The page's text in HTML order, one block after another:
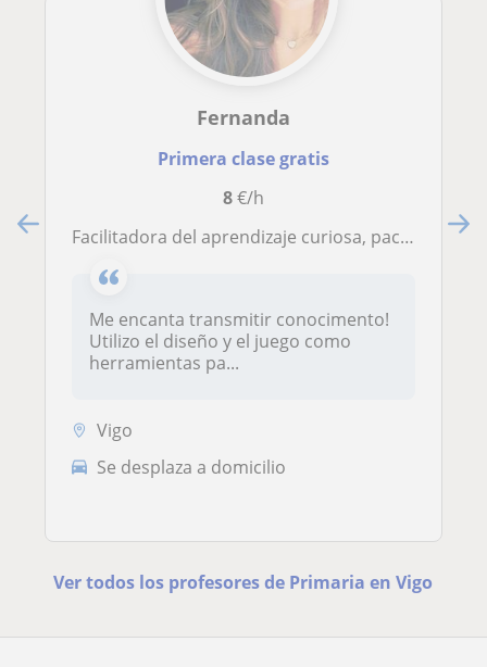
Fernanda
Primera clase gratis
8€/h
Facilitadora del aprendizaje curiosa, paciente y enfocada en soluciones. Clases y talleres diseñados para niños y adolecentes.
Me encanta transmitir conocimento!
Utilizo el diseño y el juego como
herramientas pa...
Vigo
Se desplaza a domicilio
Ver todos los profesores de Primaria en Vigo